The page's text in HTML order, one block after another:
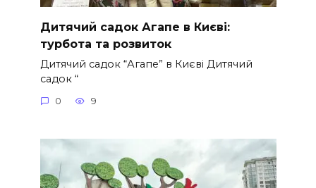
Дитячий садок Агапе в Києві:
турбота та розвиток
Дитячий садок “Агапе” в Києві Дитячий
садок “
0 9